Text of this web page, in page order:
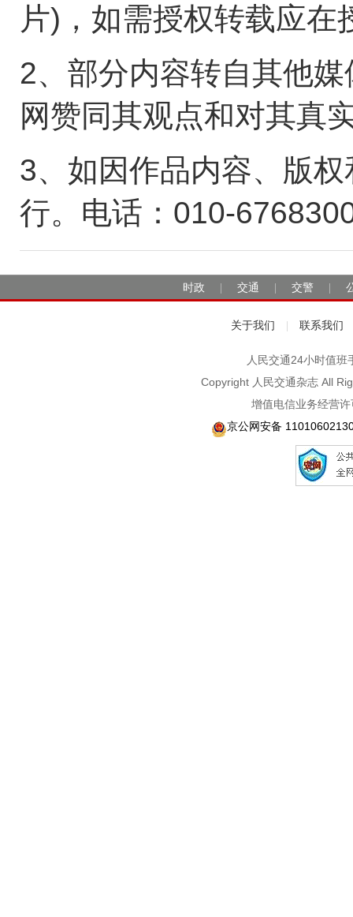
片)，如需授权转载应
2、部分内容转自其他
网赞同其观点和对其真
3、如因作品内容、版
行。电话：010-
时政 交通 交警
关于我们 联系我们
人民交通24小时值
Copyright 人民交通杂志 All
增值电信业务经营
京公网安备